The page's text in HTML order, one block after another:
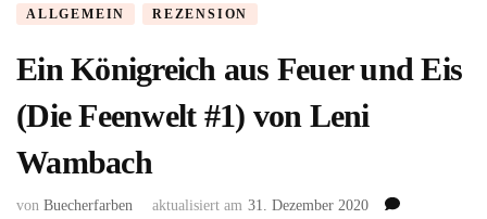
ALLGEMEIN REZENSION
Ein Königreich aus Feuer und Eis
(Die Feenwelt #1) von Leni
Wambach
von Buecherfarben aktualisiert am 31. Dezember 2020